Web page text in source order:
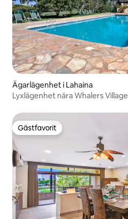
Ägarlägenhet i Lahaina
Lyxlägenhet nära Whalers Village
Gästfavorit
Gästfavorit